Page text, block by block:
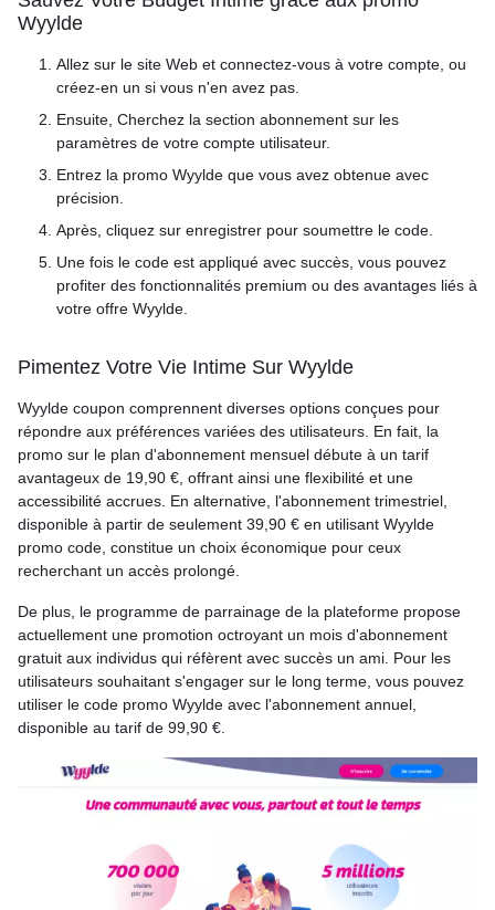
Wyylde
Allez sur le site Web et connectez-vous à votre compte, ou
créez-en un si vous n'en avez pas.
Ensuite, Cherchez la section abonnement sur les
paramètres de votre compte utilisateur.
Entrez la promo Wyylde que vous avez obtenue avec
précision.
Après, cliquez sur enregistrer pour soumettre le code.
Une fois le code est appliqué avec succès, vous pouvez
profiter des fonctionnalités premium ou des avantages liés à
votre offre Wyylde.
Pimentez Votre Vie Intime Sur Wyylde
Wyylde coupon comprennent diverses options conçues pour
répondre aux préférences variées des utilisateurs. En fait, la
promo sur le plan d'abonnement mensuel débute à un tarif
avantageux de 19,90 €, offrant ainsi une flexibilité et une
accessibilité accrues. En alternative, l'abonnement trimestriel,
disponible à partir de seulement 39,90 € en utilisant Wyylde
promo code, constitue un choix économique pour ceux
recherchant un accès prolongé.
De plus, le programme de parrainage de la plateforme propose
actuellement une promotion octroyant un mois d'abonnement
gratuit aux individus qui réfèrent avec succès un ami. Pour les
utilisateurs souhaitant s'engager sur le long terme, vous pouvez
utiliser le code promo Wyylde avec l'abonnement annuel,
disponible au tarif de 99,90 €.